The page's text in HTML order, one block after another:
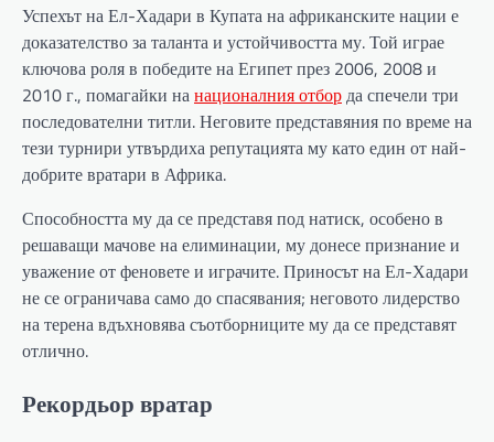
Успехът на Ел-Хадари в Купата на африканските нации е
доказателство за таланта и устойчивостта му. Той играе
ключова роля в победите на Египет през 2006, 2008 и
2010 г., помагайки нанационалния отборда спечели три
последователни титли. Неговите представяния по време на
тези турнири утвърдиха репутацията му като един от най-
добрите вратари в Африка.
Способността му да се представя под натиск, особено в
решаващи мачове на елиминации, му донесе признание и
уважение от феновете и играчите. Приносът на Ел-Хадари
не се ограничава само до спасявания; неговото лидерство
на терена вдъхновява съотборниците му да се представят
отлично.
Рекордьор вратар